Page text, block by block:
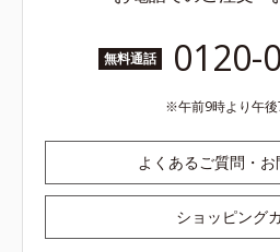
無料通話 0120-
午前9時より午
よくあるご質問・
ショッピング